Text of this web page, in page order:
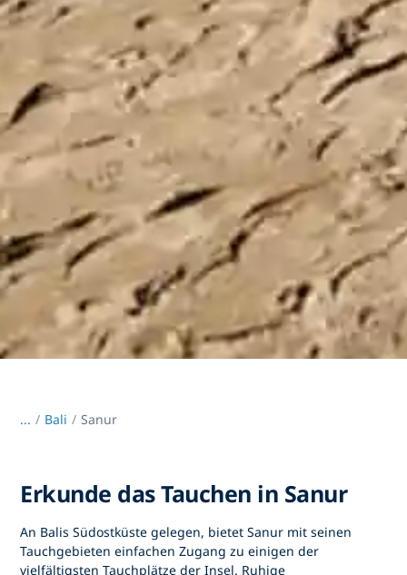
... / Bali Sanur
Erkunde das Tauchen in Sanur
An Balis Südostküste gelegen, bietetSanur mit seinen
Tauchgebieten einfachen Zugang zu einigen der
vielfältigsten Tauchplätze der Insel. Ruhige